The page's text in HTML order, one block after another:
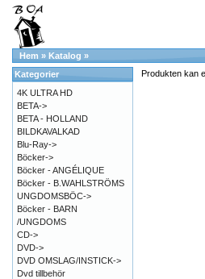
Hem » Katalog »
Produkten kan
Kategorier
4K ULTRA HD
BETA->
BETA - HOLLAND
BILDKAVALKAD
Blu-Ray->
Böcker->
Böcker - ANGÉLIQUE
Böcker - B.WAHLSTRÖMS
UNGDOMSBÖC->
Böcker - BARN
/UNGDOMS
CD->
DVD->
DVD OMSLAG/INSTICK->
Dvd tillbehör